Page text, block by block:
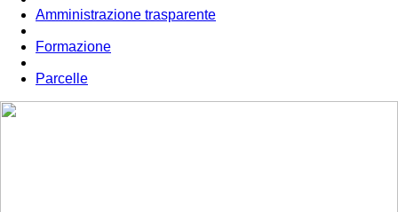
Amministrazione trasparente
Formazione
Parcelle